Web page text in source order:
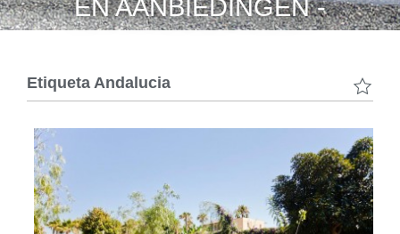
EN AANBIEDINGEN -
Etiqueta Andalucia